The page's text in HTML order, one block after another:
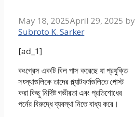
May 18, 2025April 29, 2025 by
Subroto K. Sarker
[ad_1]
কংগ্রেস একটি বিল পাস করেছে যা প্রযুক্তি
সংস্থাগুলিকে তাদের প্ল্যাটফর্মগুলিতে পোস্ট
করা কিছু নির্দিষ্ট গভীরতা এবং প্রতিশোধের
পর্নের বিরুদ্ধে ব্যবস্থা নিতে বাধ্য করে।